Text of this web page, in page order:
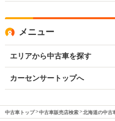
メニュー
エリアから中古車を探す
カーセンサートップへ
中古車トップ 中古車販売店検索 北海道の中古